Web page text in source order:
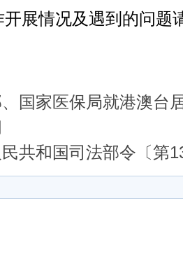
情况及遇到的问题
、国家医保局就港澳台
共和国司法部令〔第